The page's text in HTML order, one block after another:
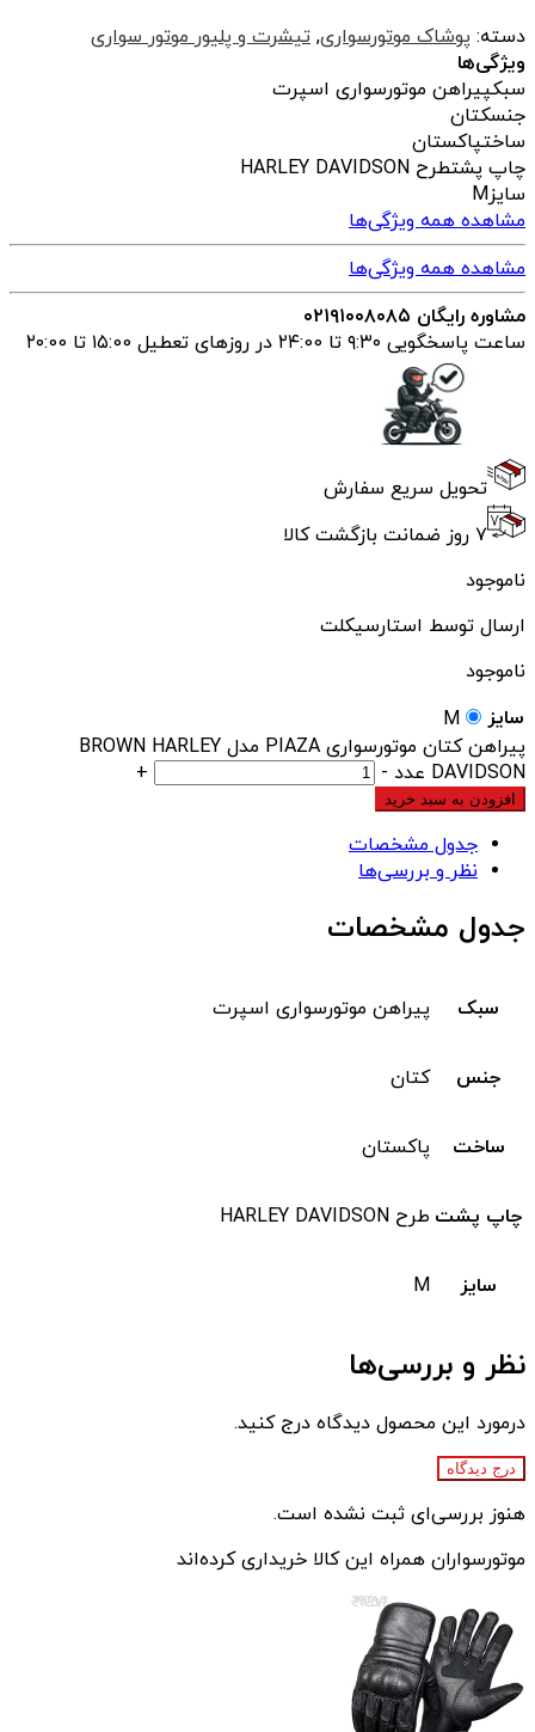
دسته: پوشاک موتورسواری, تیشرت و پلیور موتور سواری
ویژگی‌ها
سبکپیراهن موتورسواری اسپرت
جنسکتان
ساختپاکستان
چاپ پشتطرح HARLEY DAVIDSON
سایزM
مشاهده همه ویژگی‌ها
مشاهده همه ویژگی‌ها
مشاوره رایگان ۰۲۱۹۱۰۰۸۰۸۵
ساعت پاسخگویی ۹:۳۰ تا ۲۴:00 در روزهای تعطیل ۱۵:00 تا ۲۰:00
تحویل سریع سفارش
۷ روز ضمانت بازگشت کالا
ناموجود
ارسال توسط استارسیکلت
ناموجود
سایز
M
پیراهن کتان موتورسواری PIAZA مدل BROWN HARLEY
DAVIDSON عدد
-
+
افزودن به سبد خرید
جدول مشخصات
نظر و بررسی‌ها
جدول مشخصات
سبک پیراهن موتورسواری اسپرت
جنس کتان
ساخت پاکستان
چاپ پشت طرح HARLEY DAVIDSON
سایز M
نظر و بررسی‌ها
درمورد این محصول دیدگاه درج کنید.
درج دیدگاه
هنوز بررسی‌ای ثبت نشده است.
موتورسواران همراه این کالا خریداری کرده‌اند